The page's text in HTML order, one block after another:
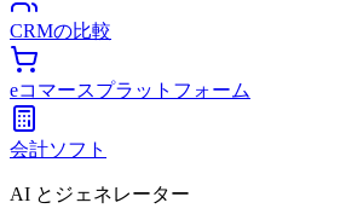
CRMの比較
eコマースプラットフォーム
会計ソフト
AI とジェネレーター